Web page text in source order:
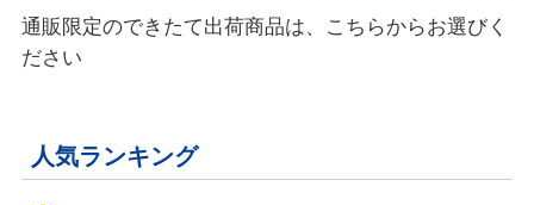
通販限定のできたて出荷商品は、こちらからお選びく
ださい
人気ランキング